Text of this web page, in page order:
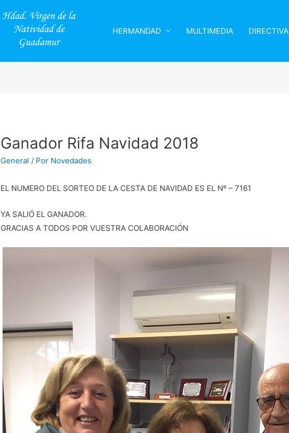
HERMANDAD MULTIMEDIA DIRECTIVA
Ganador Rifa Navidad 2018
General / Por Novedades
EL NUMERO DEL SORTEO DE LA CESTA DE NAVIDAD ES EL Nº – 7161
YA SALIÓ EL GANADOR.
GRACIAS A TODOS POR VUESTRA COLABORACIÓN